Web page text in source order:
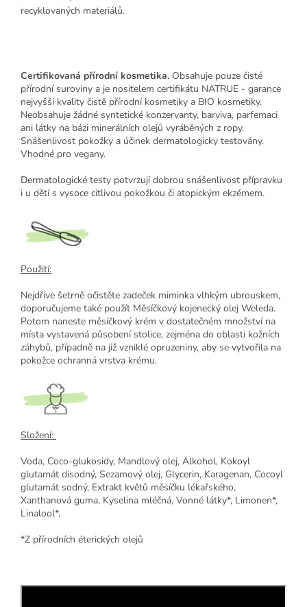
recyklovaných materiálů.
Certifikovaná přírodní kosmetika. Obsahuje pouze čisté
přírodní suroviny a je nositelem certifikátu NATRUE - garance
nejvyšší kvality čistě přírodní kosmetiky a BIO kosmetiky.
Neobsahuje žádné syntetické konzervanty, barviva, parfemaci
ani látky na bázi minerálních olejů vyráběných z ropy.
Snášenlivost pokožky a účinek dermatologicky testovány.
Vhodné pro vegany.
Dermatologické testy potvrzují dobrou snášenlivost přípravku
i u dětí s vysoce citlivou pokožkou či atopickým ekzémem.
Použití:
Nejdříve šetrně očistěte zadeček miminka vlhkým ubrouskem,
doporučujeme také použít Měsíčkový kojenecký olej Weleda.
Potom naneste měsíčkový krém v dostatečném množství na
místa vystavená působení stolice, zejména do oblasti kožních
záhybů, případně na již vzniklé opruzeniny, aby se vytvořila na
pokožce ochranná vrstva krému.
Složení:
Voda, Coco-glukosidy, Mandlový olej, Alkohol, Kokoyl
glutamát disodný, Sezamový olej, Glycerin, Karagenan, Cocoyl
glutamát sodný, Extrakt květů měsíčku lékařského,
Xanthanová guma, Kyselina mléčná, Vonné látky*, Limonen*,
Linalool*,
*Z přírodních éterických olejů